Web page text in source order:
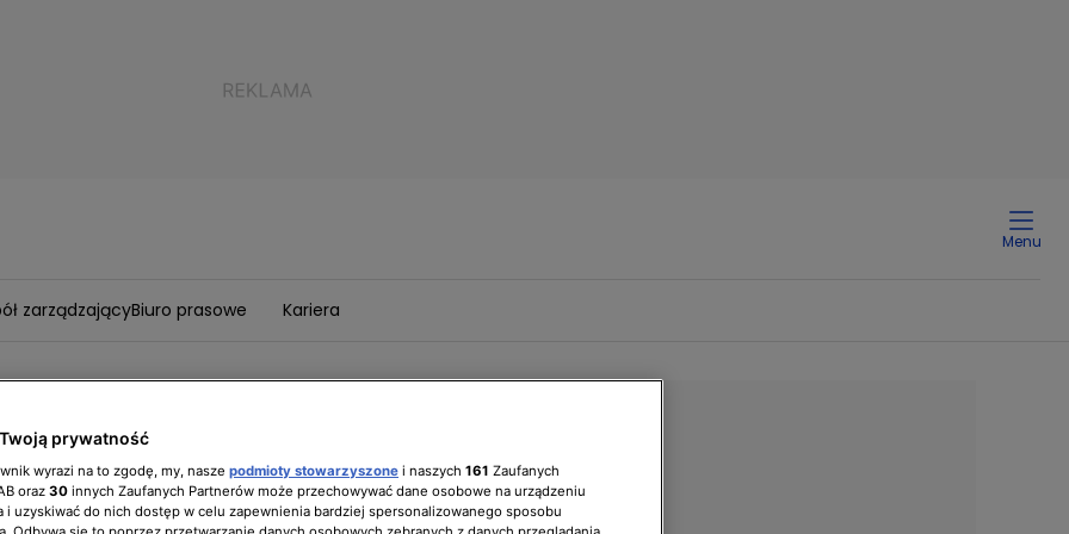
Menu
zarządzającyBiuro prasowe Kariera
– nowa seria
w Playerze!
prywatność
wyrazi na to zgodę, my, nasze podmioty stowarzyszone i naszych 161 Zaufanych
oraz 30 innych Zaufanych Partnerów może przechowywać dane osobowe na urządzeniu
i uzyskiwać do nich dostęp w celu zapewnienia bardziej spersonalizowanego sposobu